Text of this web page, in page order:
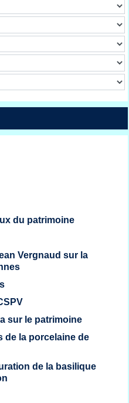
du patrimoine
Vergnaud sur la
sur le patrimoine
de la porcelaine de
de la basilique